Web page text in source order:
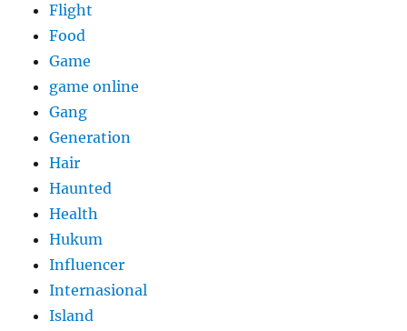
Flight
Food
Game
game online
Gang
Generation
Hair
Haunted
Health
Hukum
Influencer
Internasional
Island